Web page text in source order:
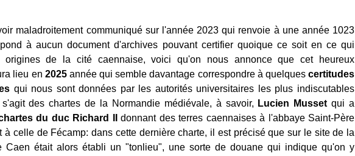
maladroitement communiqué sur l'année 2023 qui renvoie à une année 1023
à aucun document d'archives pouvant certifier quoique ce soit en ce qui
origines de la cité caennaise, voici qu'on nous annonce que cet heureux
lieu en 2025année qui semble davantage correspondre à quelquescertitudes
qui nous sont données par les autorités universitaires les plus indiscutables
des chartes de la Normandie médiévale, à savoir, Lucien Musset qui a
du duc Richard II
donnant des terres caennaises à l'abbaye Saint-Père
à celle de Fécamp: dans cette dernière charte, il est précisé que sur le site de la
Caen était alors établi un "tonlieu", une sorte de douane qui indique qu'on y